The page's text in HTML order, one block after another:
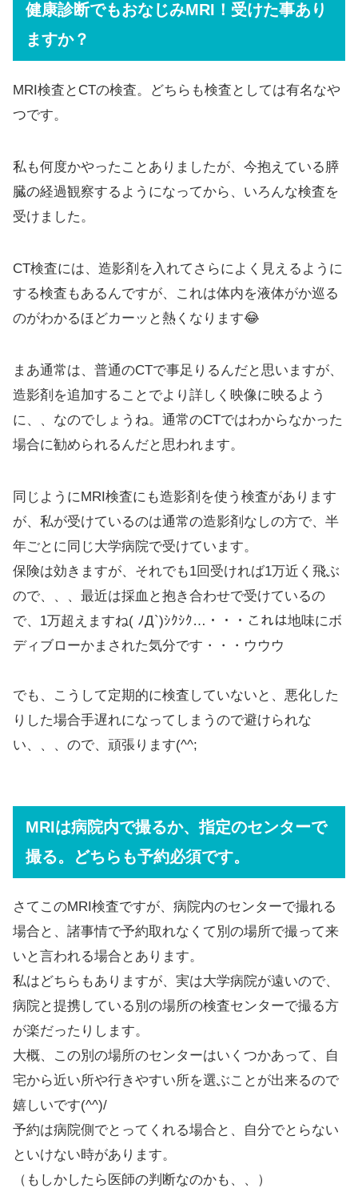
健康診断でもおなじみMRI！受けた事あり
ますか？
MRI検査とCTの検査。どちらも検査としては有名なや
つです。
私も何度かやったことありましたが、今抱えている膵
臓の経過観察するようになってから、いろんな検査を
受けました。
CT検査には、造影剤を入れてさらによく見えるように
する検査もあるんですが、これは体内を液体がか巡る
のがわかるほどカーッと熱くなります😂
まあ通常は、普通のCTで事足りるんだと思いますが、
造影剤を追加することでより詳しく映像に映るよう
に、、なのでしょうね。通常のCTではわからなかった
場合に勧められるんだと思われます。
同じようにMRI検査にも造影剤を使う検査があります
が、私が受けているのは通常の造影剤なしの方で、半
年ごとに同じ大学病院で受けています。
保険は効きますが、それでも1回受ければ1万近く飛ぶ
ので、、、最近は採血と抱き合わせで受けているの
で、1万超えますね( ﾉД`)ｼｸｼｸ…・・・これは地味にボ
ディブローかまされた気分です・・・ウウウ
でも、こうして定期的に検査していないと、悪化した
りした場合手遅れになってしまうので避けられな
い、、、ので、頑張ります(^^;
MRIは病院内で撮るか、指定のセンターで
撮る。どちらも予約必須です。
さてこのMRI検査ですが、病院内のセンターで撮れる
場合と、諸事情で予約取れなくて別の場所で撮って来
いと言われる場合とあります。
私はどちらもありますが、実は大学病院が遠いので、
病院と提携している別の場所の検査センターで撮る方
が楽だったりします。
大概、この別の場所のセンターはいくつかあって、自
宅から近い所や行きやすい所を選ぶことが出来るので
嬉しいです(^^)/
予約は病院側でとってくれる場合と、自分でとらない
といけない時があります。
（もしかしたら医師の判断なのかも、、）